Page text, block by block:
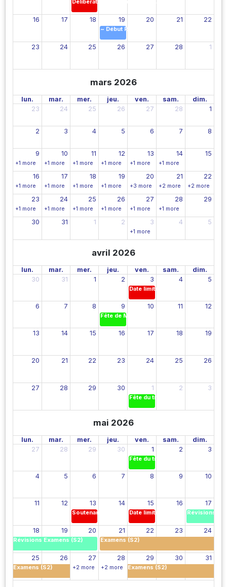
Délibérations des résultats du (S1)
16 17 18 19
~ Début Ramdhan
20 21 22
23 24 25 26 27 28 1
mars 2026
lun. mar. mer. jeu. ven. sam.
dim.
23
24 25 26 27 28 1
2 3 4 5 6 7 8
9
+1 more
10
+1 more
11
+1 more
12
+1 more
13
+1 more
14
+1 more
15
16
+1 more
17
+1 more
18
+1 more
19
+1 more
20
+3 more
21
+2 more
22
+2 more
23
+1 more
24
+1 more
25
+1 more
26
+1 more
27
+1 more
28
+1 more
29
30 31 1 2 3
+1 more
4 5
avril 2026
lun. mar. mer. jeu. ven. sam.
dim.
30
31 1 2 3
Date limite de remise des notes
4 5
6 7 8 9
Fête de Maryres
10 11 12
13 14 15 16 17 18 19
20 21 22 23 24 25 26
27 28 29 30 1
Fête du travail
2 3
mai 2026
lun. mar. mer. jeu. ven. sam.
dim.
27
28 29 30 1
Fête du travail
2 3
4 5 6 7 8 9 10
11 12 13
Soutenances des PS (S2)
14 15
Date limite de remise des notes
16 17
Révisions
18
Révisions Examens (S2)
19 20 21
Examens (S2)
22 23 24
25
Examens (S2)
26 27
+2 more
28
+2 more
29
Examens (S2)
30 31